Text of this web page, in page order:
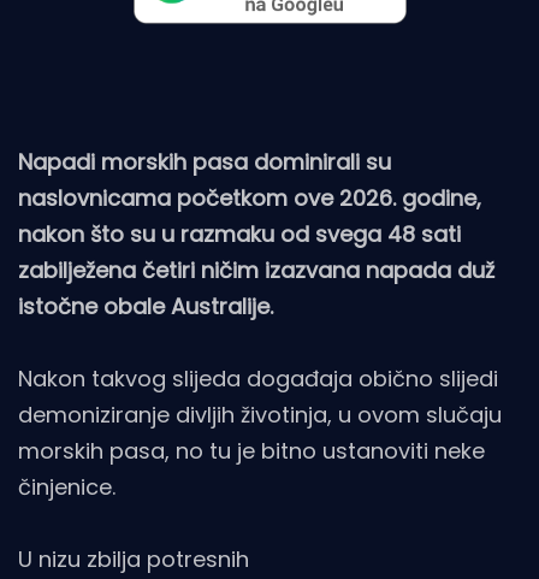
Napadi morskih pasa dominirali su
naslovnicama početkom ove 2026. godine,
nakon što su u razmaku od svega 48 sati
zabilježena četiri ničim izazvana napada duž
istočne obale Australije.
Nakon takvog slijeda događaja obično slijedi
demoniziranje divljih životinja, u ovom slučaju
morskih pasa, no tu je bitno ustanoviti neke
činjenice.
U nizu zbilja potresnih